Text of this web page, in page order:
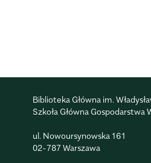
Biblioteka Główna im.
Szkoła Główna Gospodarstwa
ul. Nowoursynowska 161
02-787 Warszawa